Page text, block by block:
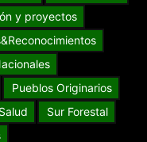
y proyectos
Pueblos Originarios
Salud
Sur Forestal